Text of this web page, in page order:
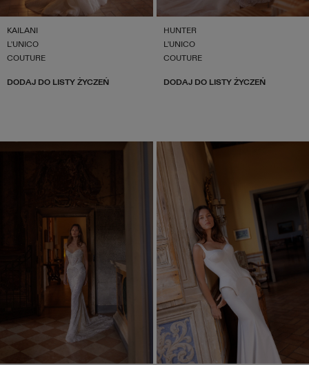
KAILANI
L'UNICO
COUTURE
DODAJ DO LISTY ŻYCZEŃ
HUNTER
L'UNICO
COUTURE
DODAJ DO LISTY ŻYCZEŃ